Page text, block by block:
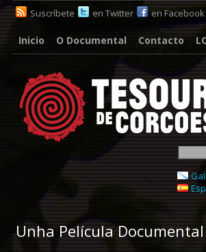
Suscríbete en Twitter en Facebook
Inicio O Documental Contacto
Unha Película Documental